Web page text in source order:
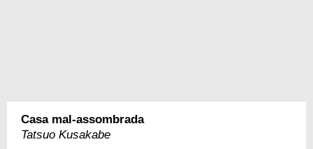
Casa mal-assombrada
Tatsuo Kusakabe